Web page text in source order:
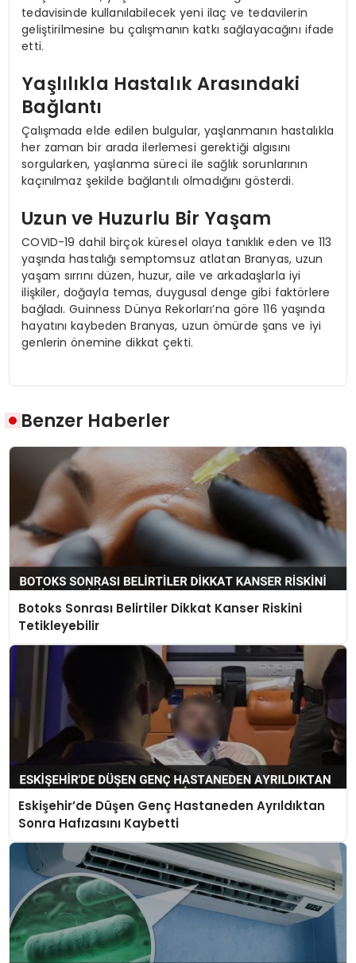
tedavisinde kullanılabilecek yeni ilaç ve tedavilerin
geliştirilmesine bu çalışmanın katkı sağlayacağını ifade
etti.
Yaşlılıkla Hastalık Arasındaki
Bağlantı
Çalışmada elde edilen bulgular, yaşlanmanın hastalıkla
her zaman bir arada ilerlemesi gerektiği algısını
sorgularken, yaşlanma süreci ile sağlık sorunlarının
kaçınılmaz şekilde bağlantılı olmadığını gösterdi.
Uzun ve Huzurlu Bir Yaşam
COVID-19 dahil birçok küresel olaya tanıklık eden ve 113
yaşında hastalığı semptomsuz atlatan Branyas, uzun
yaşam sırrını düzen, huzur, aile ve arkadaşlarla iyi
ilişkiler, doğayla temas, duygusal denge gibi faktörlere
bağladı. Guinness Dünya Rekorları’na göre 116 yaşında
hayatını kaybeden Branyas, uzun ömürde şans ve iyi
genlerin önemine dikkat çekti.
Benzer Haberler
Botoks Sonrası Belirtiler Dikkat Kanser Riskini
Tetikleyebilir
Eskişehir’de Düşen Genç Hastaneden Ayrıldıktan
Sonra Hafızasını Kaybetti